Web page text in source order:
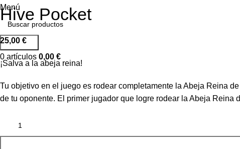
Menú
Buscar...
0 artículos 0,00 €
Hive Pocket
25,00 €
¡Salva a la abeja reina!
Tu objetivo en el juego es rodear completamente la Abeja Reina
de tu oponente. El primer jugador que logre rodear la Abeja Reina